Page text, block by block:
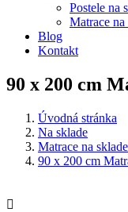
Postele na
Matrace na
Blog
Kontakt
90 x 200 cm
Úvodná stránka
Na sklade
Matrace na sklade
90 x 200 cm
